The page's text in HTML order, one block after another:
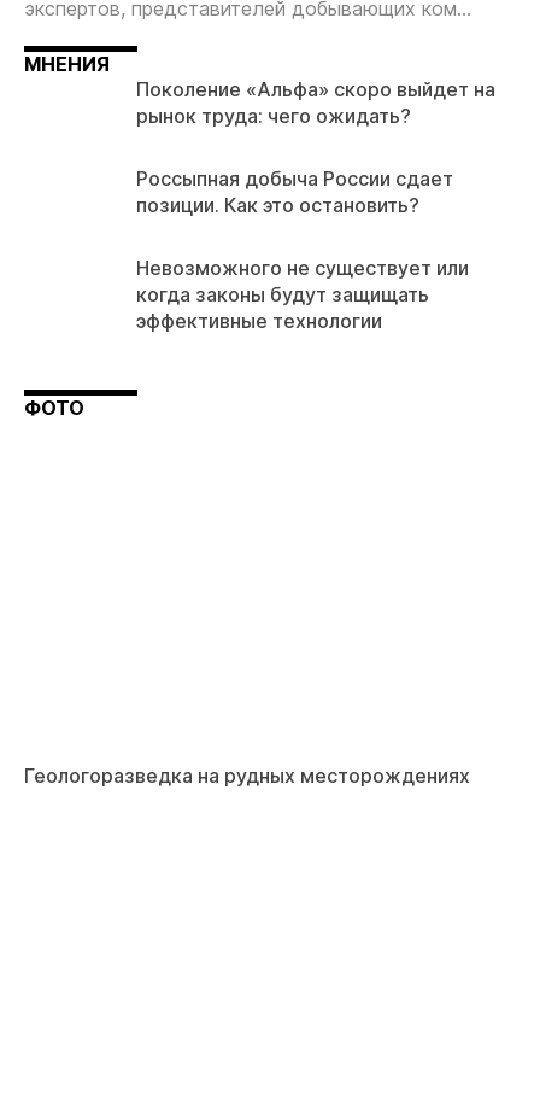
экспертов, представителей добывающих ком...
МНЕНИЯ
Поколение «Альфа» скоро выйдет на
рынок труда: чего ожидать?
Россыпная добыча России сдает
позиции. Как это остановить?
Невозможного не существует или
когда законы будут защищать
эффективные технологии
ФОТО
Геологоразведка на рудных месторождениях